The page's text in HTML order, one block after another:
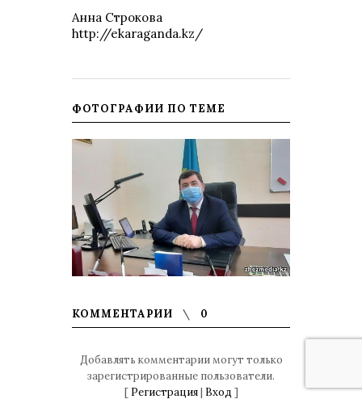
Анна Строкова
http://ekaraganda.kz/
ФОТОГРАФИИ ПО ТЕМЕ
КОММЕНТАРИИ 0
Добавлять комментарии могут только
зарегистрированные пользователи.
[ Регистрация| Вход ]